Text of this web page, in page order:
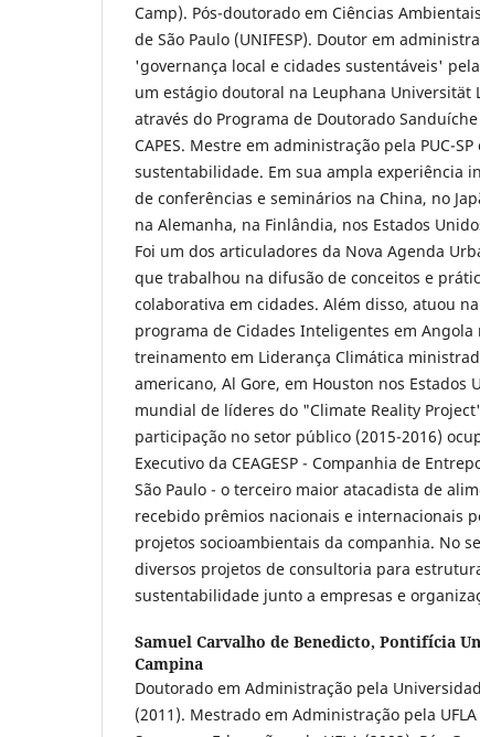
Camp). Pós-doutorado em Ciências
de São Paulo (UNIFESP). Doutor em
'governança local e cidades sustentáveis'
um estágio doutoral na Leuphana Universität
através do Programa de Doutorado
CAPES. Mestre em administração pela PUC-
sustentabilidade. Em sua ampla experiência
de conferências e seminários na China, no
na Alemanha, na Finlândia, nos Estados
Foi um dos articuladores da Nova Agenda
que trabalhou na difusão de conceitos e
colaborativa em cidades. Além disso, atuou
programa de Cidades Inteligentes em
treinamento em Liderança Climática
americano, Al Gore, em Houston nos Estados
mundial de líderes do "Climate Reality
participação no setor público (2015-2016)
Executivo da CEAGESP - Companhia de
São Paulo - o terceiro maior atacadista de
recebido prêmios nacionais e internacionais
projetos socioambientais da companhia. No
diversos projetos de consultoria para
sustentabilidade junto a empresas e
Samuel Carvalho de Benedicto, Pontifícia
Campina
Doutorado em Administração pela
(2011). Mestrado em Administração pela